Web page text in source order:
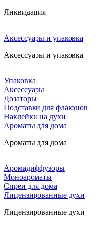
Ликвидация
Аксессуары и упаковка
Аксессуары и упаковка
Упаковка
Аксессуары
Дозаторы
Подставки для флаконов
Наклейки на духи
Ароматы для дома
Ароматы для дома
Аромадиффузоры
Моноароматы
Спреи для дома
Лицензированные духи
Лицензированные духи